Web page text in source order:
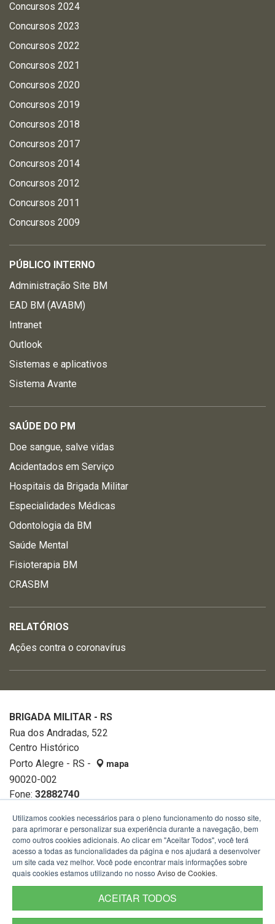
Concursos 2024
Concursos 2023
Concursos 2022
Concursos 2021
Concursos 2020
Concursos 2019
Concursos 2018
Concursos 2017
Concursos 2014
Concursos 2012
Concursos 2011
Concursos 2009
PÚBLICO INTERNO
Administração Site BM
EAD BM (AVABM)
Intranet
Outlook
Sistemas e aplicativos
Sistema Avante
SAÚDE DO PM
Doe sangue, salve vidas
Acidentados em Serviço
Hospitais da Brigada Militar
Especialidades Médicas
Odontologia da BM
Saúde Mental
Fisioterapia BM
CRASBM
RELATÓRIOS
Ações contra o coronavírus
BRIGADA MILITAR - RS
Rua dos Andradas, 522
Centro Histórico
Porto Alegre - RS -
mapa
90020-002
Fone: 32882740
Utilizamos cookies necessários para o pleno funcionamento do nosso site,
para aprimorar e personalizar sua experiência durante a navegação, bem
como outros cookies adicionais. Ao clicar em "Aceitar Todos", você terá
acesso a todas as funcionalidades da página e nos ajudará a desenvolver
um site cada vez melhor. Você pode encontrar mais informações sobre
quais cookies estamos utilizando no nosso Aviso de Cookies.
ACEITAR TODOS